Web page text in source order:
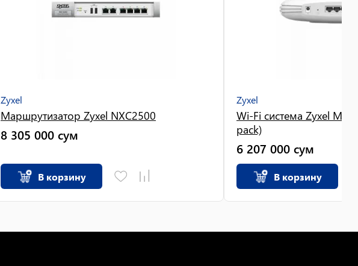
Zyxel
Маршрутизатор Zyxel NXC2500
8 305 000 сум
В корзину
Zyxel
Wi-Fi система Zyxel
pack)
6 207 000 сум
В корзину